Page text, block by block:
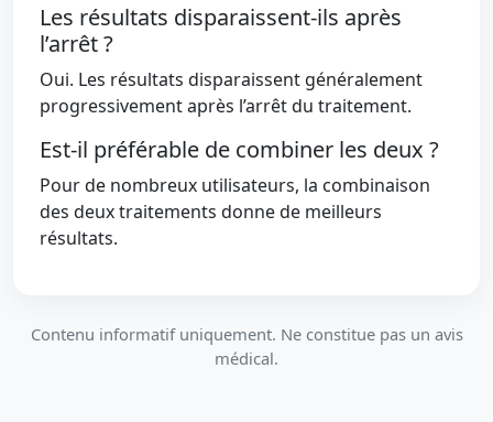
Les résultats disparaissent-ils après
l’arrêt ?
Oui. Les résultats disparaissent généralement
progressivement après l’arrêt du traitement.
Est-il préférable de combiner les deux ?
Pour de nombreux utilisateurs, la combinaison
des deux traitements donne de meilleurs
résultats.
Contenu informatif uniquement. Ne constitue pas un avis
médical.